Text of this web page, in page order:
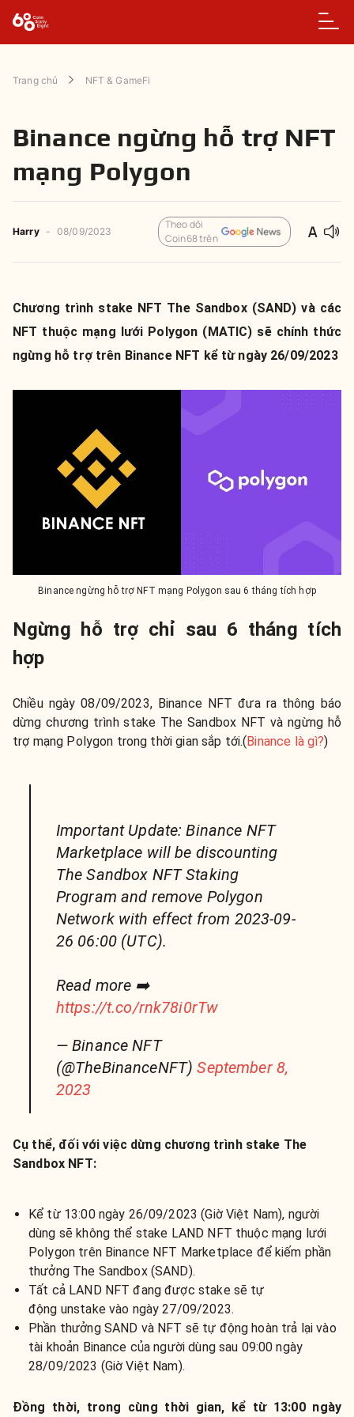
Trang chủ NFT & GameFi
Binance ngừng hỗ trợ NFT
mạng Polygon
Harry - 08/09/2023
Theo dõi
Coin68 trên
Chương trình stake NFT The Sandbox (SAND) và các
NFT thuộc mạng lưới Polygon (MATIC) sẽ chính thức
ngừng hỗ trợ trên Binance NFT kể từ ngày 26/09/2023
Binance ngừng hỗ trợ NFT mạng Polygon sau 6 tháng tích hợp
Ngừng hỗ trợ chỉ sau 6 tháng tích
hợp
Chiều ngày 08/09/2023, Binance NFT đưa ra thông báo
dừng chương trình stake The Sandbox NFT và ngừng hỗ
trợ mạng Polygon trong thời gian sắp tới.(Binance là gì?)
Important Update: Binance NFT
Marketplace will be discounting
The Sandbox NFT Staking
Program and remove Polygon
Network with effect from 2023-09-
26 06:00 (UTC).
Read more ➡️
https://t.co/rnk78i0rTw
— Binance NFT
(@TheBinanceNFT)September 8,
2023
Cụ thể, đối với việc dừng chương trình stake The
Sandbox NFT:
Kể từ 13:00 ngày 26/09/2023 (Giờ Việt Nam), người
dùng sẽ không thể stake LAND NFT thuộc mạng lưới
Polygon trên Binance NFT Marketplace để kiếm phần
thưởng The Sandbox (SAND).
Tất cả LAND NFT đang được stake sẽ tự
động unstake vào ngày 27/09/2023.
Phần thưởng SAND và NFT sẽ tự động hoàn trả lại vào
tài khoản Binance của người dùng sau 09:00 ngày
28/09/2023 (Giờ Việt Nam).
Đồng thời, trong cùng thời gian, kể từ 13:00 ngày